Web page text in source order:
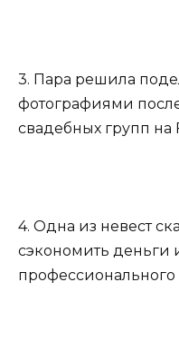
3. Пара решила
фотографиями
свадебных групп на
4. Одна из невест
сэкономить деньги
профессионального